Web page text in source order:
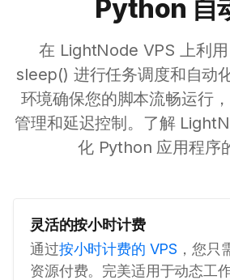
Python 自
在 LightNode VPS 上利
sleep() 进行任务调度和自动
环境确保您的脚本流畅运行
管理和延迟控制。了解
化 Python 应用程序
灵活的按小时计费
通过按小时计费的 VPS ，您只
资源付费。完美适用于动态工